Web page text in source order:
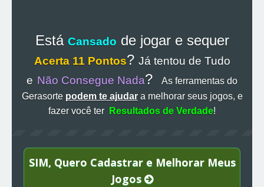
Está Cansado de jogar e sequer
Acerta 11 Pontos? Já tentou de Tudo
e Não Consegue Nada?
As ferramentas do
Gerasorte podem te ajudara melhorar seus jogos, e
fazer você ter
Resultados de Verdade!
SIM, Quero Cadastrar e Melhorar Meus
Jogos